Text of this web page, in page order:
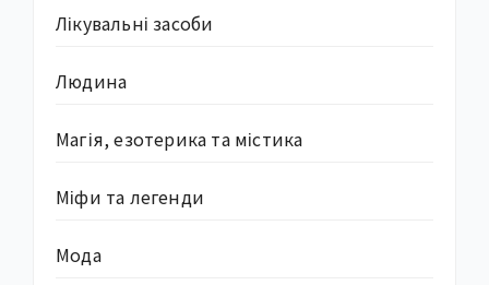
Лікувальні засоби
Людина
Магія, езотерика та містика
Міфи та легенди
Мода